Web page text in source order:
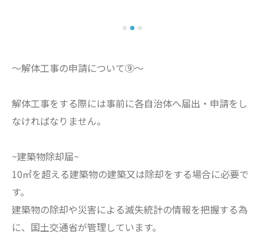
～解体工事の申請について⑨～
解体工事をする際には事前に各自治体へ届出・申請をし
なければなりません。
~建築物除却届~
10㎡を超える建築物の建築又は除却をする場合に必要で
す。
建築物の除却や災害による滅失統計の情報を把握する為
に、国土交通省が管理しています。